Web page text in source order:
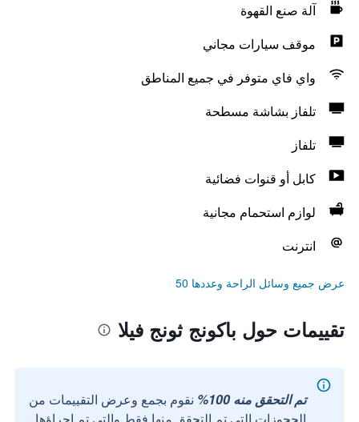
آلة صنع القهوة
موقف سيارات مجاني
واي فاي متوفر في جميع المناطق
تلفاز بشاشة مسطحة
تلفاز
كابل أو قنوات فضائية
لوازم استحمام مجانية
انترنت
عرض جميع وسائل الراحة وعددها 50
تقييمات حول باكونج ثونج فيلا
تم التحقق منه 100%
نقوم بجمع وعرض التقييمات من